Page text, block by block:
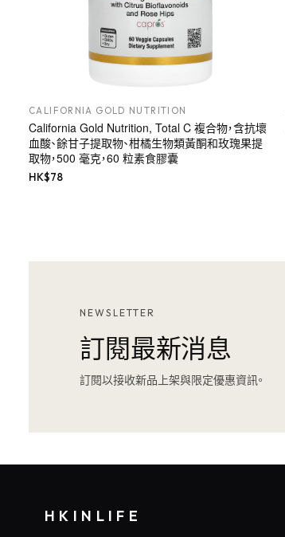
CALIFORNIA GOLD NUTRITION
California Gold Nutrition, Total C 複合物，含抗壞
血酸、餘甘子提取物、柑橘生物類黃酮和玫瑰果提
取物，500 毫克，60 粒素食膠囊
HK$78
NEWSLETTER
訂閱最新消息
訂閱以接收新品上架與限定優惠資訊。
HKINLIFE